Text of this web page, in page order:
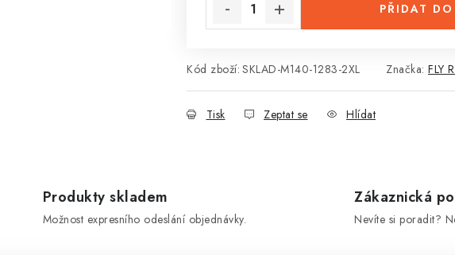
PŘIDAT
Kód zboží: SKLAD-M140-1283-2XL Značka: FLY
Tisk Zeptat se Hlídat
Produkty skladem
Možnost expresního odeslání objednávky.
Zákaznická
Nevíte si poradit?